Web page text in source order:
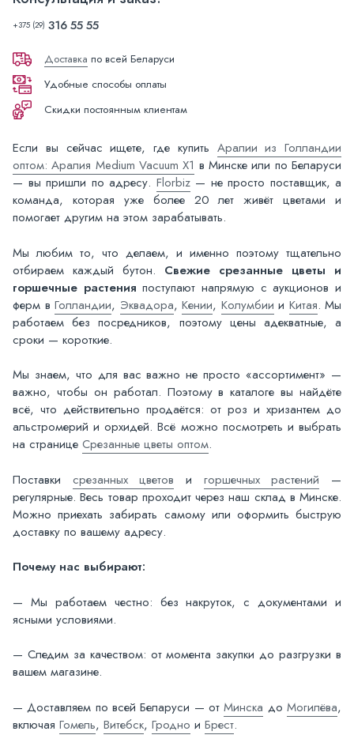
+375 (29) 316 55 55
Доставка по всей Беларуси
Удобные способы оплаты
Скидки постоянным клиентам
Если вы сейчас ищете, где купить Аралии из Голландии
оптом: Аралия Medium Vacuum X1 в Минске или по Беларуси
— вы пришли по адресу. Florbiz— не просто поставщик, а
команда, которая уже более 20 лет живёт цветами и
помогает другим на этом зарабатывать.
Мы любим то, что делаем, и именно поэтому тщательно
отбираем каждый бутон. Свежие срезанные цветы и
горшечные растения поступают напрямую с аукционов и
ферм в Голландии, Эквадора, Кении, Колумбии и Китая. Мы
работаем без посредников, поэтому цены адекватные, а
сроки — короткие.
Мы знаем, что для вас важно не просто «ассортимент» —
важно, чтобы он работал. Поэтому в каталоге вы найдёте
всё, что действительно продаётся: от роз и хризантем до
альстромерий и орхидей. Всё можно посмотреть и выбрать
на странице Срезанные цветы оптом.
Поставки срезанных цветов и горшечных растений —
регулярные. Весь товар проходит через наш склад в Минске.
Можно приехать забирать самому или оформить быструю
доставку по вашему адресу.
Почему нас выбирают:
— Мы работаем честно: без накруток, с документами и
ясными условиями.
— Следим за качеством: от момента закупки до разгрузки в
вашем магазине.
— Доставляем по всей Беларуси — отМинска доМогилёва,
включая Гомель, Витебск, Гродно и Брест.